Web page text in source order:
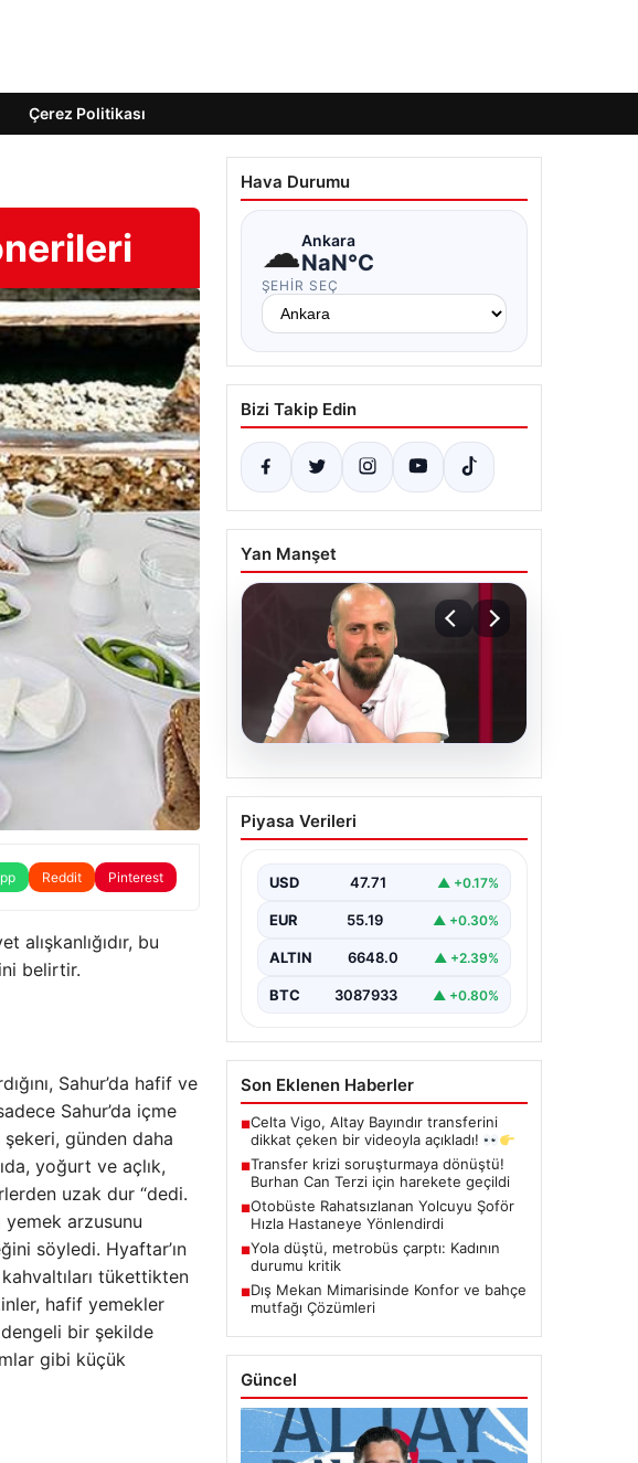
Çerez Politikası
Reddit Pinterest
bu
belirtir.
Sahur’da hafif ve
Sahur’da içme
şekeri, günden daha
yoğurt ve açlık,
uzak dur “dedi.
yemek arzusunu
söyledi. Hyaftar’ın
tükettikten
hafif yemekler
bir şekilde
gibi küçük
Hava Durumu
☁Ankara
NaN°C
ŞEHIR SEÇ
Bizi Takip Edin
Yan Manşet
06.08.2026
Transfer krizi
soruşturmaya dönüştü!
harekete geçildi
Piyasa Verileri
USD 47.71 ▲ +0.17%
EUR 55.19 ▲ +0.30%
ALTIN 6648.0 ▲ +2.39%
BTC 3087933 ▲ +0.80%
Son Eklenen Haberler
■Celta Vigo, Altay Bayındır transferini
dikkat çeken bir videoyla açıkladı!
■Transfer krizi soruşturmaya dönüştü!
Burhan Can Terzi için harekete geçildi
■Otobüste Rahatsızlanan Yolcuyu Şoför
Hızla Hastaneye Yönlendirdi
■Yola düştü, metrobüs çarptı: Kadının
durumu kritik
■Dış Mekan Mimarisinde Konfor ve bahçe
mutfağı Çözümleri
Güncel